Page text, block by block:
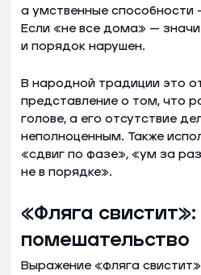
а умственные способности
Если «не все дома» —
и порядок нарушен.
В народной традиции это
представление о том, что
голове, а его отсутствие
неполноценным. Также
«сдвиг по фазе», «ум за
не в порядке».
«Фляга свистит»:
помешательство
Выражение «фляга